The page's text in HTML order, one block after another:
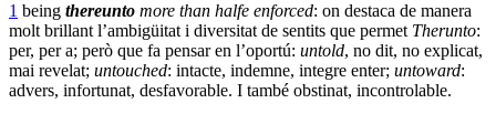
1 being thereunto more than halfe enforced: on destaca de manera
molt brillant l’ambigüitat i diversitat de sentits que permet Therunto:
per, per a; però que fa pensar en l’oportú: untold, no dit, no explicat,
mai revelat; untouched: intacte, indemne, integre enter; untoward:
advers, infortunat, desfavorable. I també obstinat, incontrolable.